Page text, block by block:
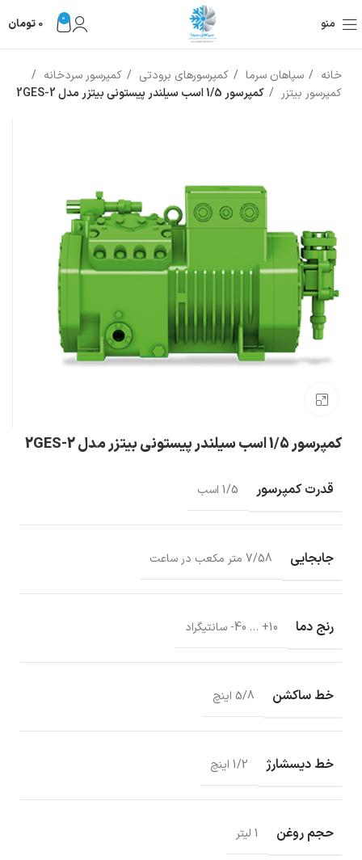
منو 0
0 تومان
خانه سپاهان سرما کمپرسورهای برودتی
کمپرسور سردخانه
کمپرسور بیتزر
کمپرسور 1/5 اسب سیلندر پیستونی بیتزر مدل 2GES-2
کمپرسور 1/5 اسب سیلندر پیستونی بیتزر مدل 2GES-2
قدرت کمپرسور 1/5 اسب
جابجایی 7/58 متر مکعب در ساعت
رنج دما 10+ … 40- سانتیگراد
خط ساکشن 5/8 اینچ
خط دیسشارژ 1/2 اینچ
حجم روغن 1 لیتر